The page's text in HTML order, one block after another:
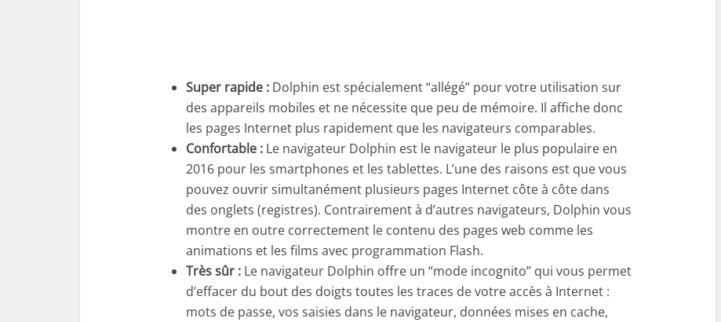
Super rapide : Dolphin est spécialement “allégé” pour votre utilisation sur
des appareils mobiles et ne nécessite que peu de mémoire. Il affiche donc
les pages Internet plus rapidement que les navigateurs comparables.
Confortable : Le navigateur Dolphin est le navigateur le plus populaire en
2016 pour les smartphones et les tablettes. L’une des raisons est que vous
pouvez ouvrir simultanément plusieurs pages Internet côte à côte dans
des onglets (registres). Contrairement à d’autres navigateurs, Dolphin vous
montre en outre correctement le contenu des pages web comme les
animations et les films avec programmation Flash.
Très sûr : Le navigateur Dolphin offre un “mode incognito” qui vous permet
d’effacer du bout des doigts toutes les traces de votre accès à Internet :
mots de passe, vos saisies dans le navigateur, données mises en cache,